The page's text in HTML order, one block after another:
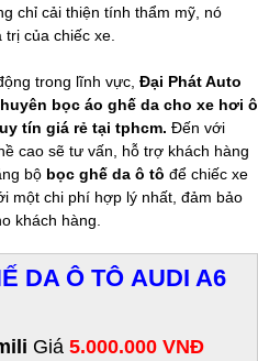
chỉ cải thiện tính thẩm mỹ, nó
trị của chiếc xe.
trong lĩnh vực, Đại Phát Auto
bọc áo ghế da cho xe hơi ô
tín giá rẻ tại tphcm. Đến với
cao sẽ tư vấn, hỗ trợ khách hàng
bộ bọc ghế da ô tô để chiếc xe
một chi phí hợp lý nhất, đảm bảo
khách hàng.
DA Ô TÔ AUDI A6
Giá 5.000.000 VNĐ